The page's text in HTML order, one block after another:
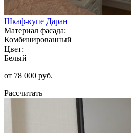
Шкаф-купе Даран
Материал фасада:
Комбинированный
Цвет:
Белый
от 78 000 руб.
Рассчитать